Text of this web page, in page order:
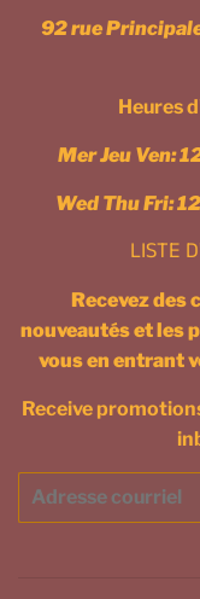
92 rue
Heures
Mer Jeu Ven:
Wed Thu Fri:
LISTE
Recevez des
nouveautés et les
vous en entrant
Receive
Courriel